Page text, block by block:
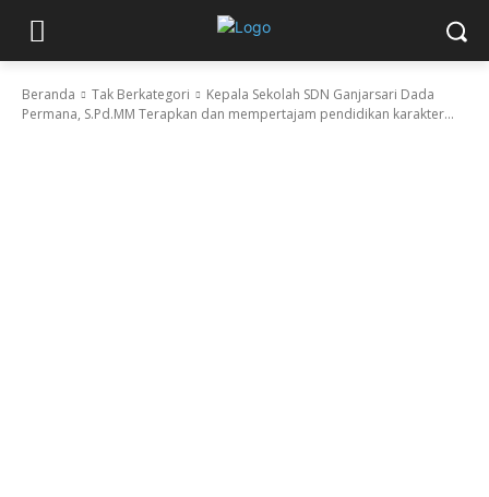
Beranda Tak Berkategori
Kepala Sekolah SDN Ganjarsari Dada
Permana, S.Pd.MM Terapkan dan mempertajam pendidikan karakter...